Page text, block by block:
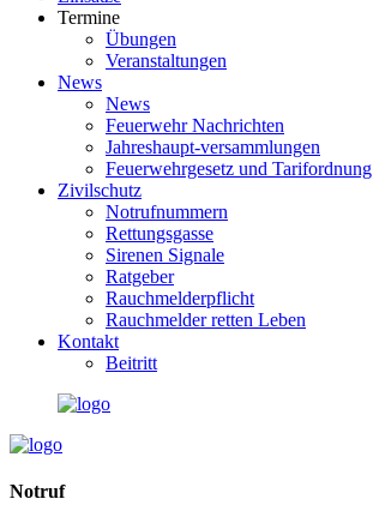
Termine
Übungen
Veranstaltungen
News
News
Feuerwehr Nachrichten
Jahreshaupt-versammlungen
Feuerwehrgesetz und Tarifordnung
Zivilschutz
Notrufnummern
Rettungsgasse
Sirenen Signale
Ratgeber
Rauchmelderpflicht
Rauchmelder retten Leben
Kontakt
Beitritt
Notruf